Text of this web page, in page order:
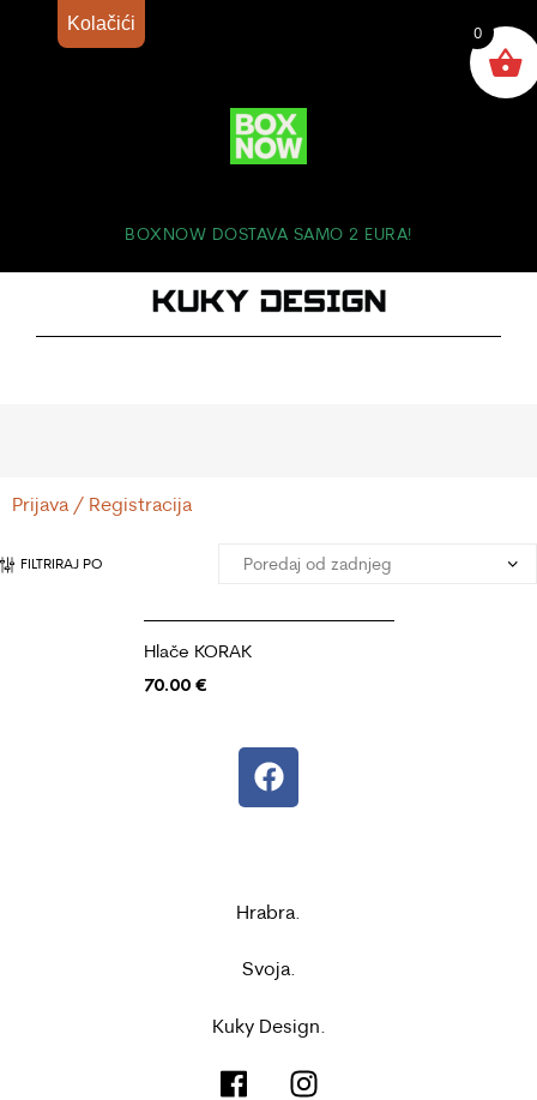
BOXNOW DOSTAVA SAMO 2 EURA!
Prijava / Registracija
FILTRIRAJ PO
Hlače KORAK
70.00 €
Hrabra.
Svoja.
Kuky Design.
0
Kolačići